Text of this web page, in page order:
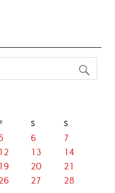
S S
6
7
12 13
14
19 20
21
27
28